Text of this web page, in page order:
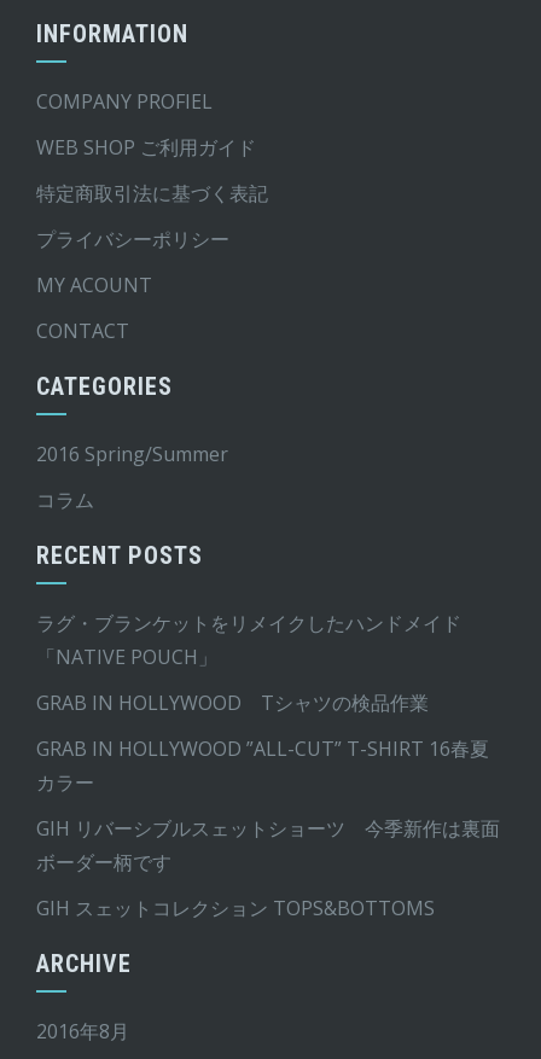
INFORMATION
COMPANY PROFIEL
WEB SHOP ご利用ガイド
特定商取引法に基づく表記
プライバシーポリシー
MY ACOUNT
CONTACT
CATEGORIES
2016 Spring/Summer
コラム
RECENT POSTS
ラグ・ブランケットをリメイクしたハンドメイド
「NATIVE POUCH」
GRAB IN HOLLYWOOD Tシャツの検品作業
GRAB IN HOLLYWOOD ”ALL-CUT” T-SHIRT 16春夏
カラー
GIH リバーシブルスェットショーツ 今季新作は裏面
ボーダー柄です
GIH スェットコレクション TOPS&BOTTOMS
ARCHIVE
2016年8月